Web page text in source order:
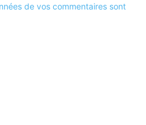
de vos commentaires sont